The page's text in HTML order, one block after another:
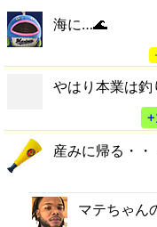
海に…🌊
やはり本業は
産みに帰る・・
マテちゃん